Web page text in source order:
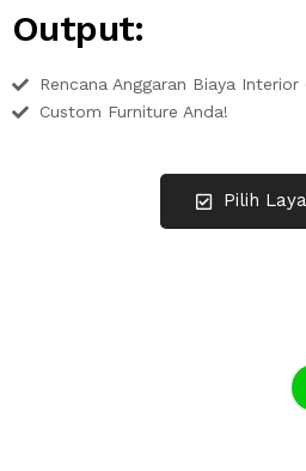
Output:
Rencana Anggaran Biaya
Custom Furniture Anda!
Pilih